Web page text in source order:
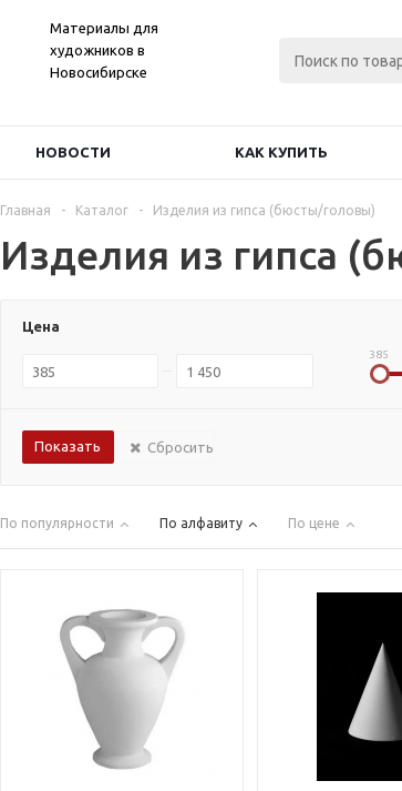
Материалы для
художников в
Новосибирске
НОВОСТИ КАК КУПИТЬ
Главная - Каталог - Изделия из гипса (бюсты/головы)
Изделия из гипса
Цена
385
Сбросить
По популярности По алфавиту По цене